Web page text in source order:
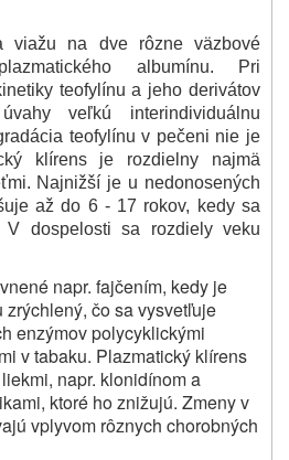
viažu na dve rôzne väzbové
albumínu. Pri
teofylínu a jeho derivátov
veľkú interindividuálnu
teofylínu v pečeni nie je
klírens je rozdielny najmä
Najnižší je u nedonosených
až do 6 - 17 rokov, kedy sa
V dospelosti sa rozdiely veku
napr. fajčením, kedy je
čo sa vysvetľuje
enzýmov polycyklickými
v tabaku. Plazmatický klírens
napr. klonidínom a
ktoré ho znižujú. Zmeny v
vplyvom rôznych chorobných